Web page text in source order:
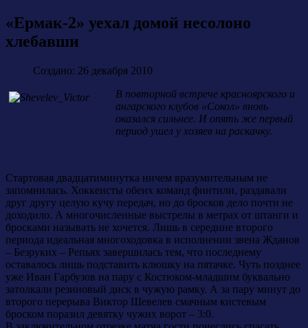
«Ермак-2» уехал домой несолоно
хлебавши
Создано: 26 декабря 2010
В повторной встрече красноярского и
ангарского клубов «Сокол» вновь
оказался сильнее. И опять же первый
период ушел у хозяев на раскачку.
Стартовая двадцатиминутка ничем вразумительным не
запомнилась. Хоккеисты обеих команд финтили, раздавали
друг другу целую кучу передач, но до бросков дело почти не
доходило. А многочисленные выстрелы в метрах от штанги и
бросками называть не хочется. Лишь в середине второго
периода идеальная многоходовка в исполнении звена Жданов
– Безруких – Репьях завершилась тем, что последнему
оставалось лишь подставить клюшку на пятачке. Чуть позднее
уже Иван Гарбузов на пару с Костюком-младшим буквально
затолкали резиновый диск в чужую рамку. А за пару минут до
второго перерыва Виктор Шевелев смачным кистевым
броском поразил девятку чужих ворот – 3:0.